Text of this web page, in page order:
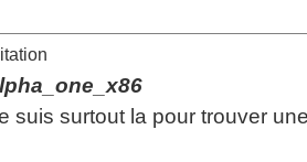
suis surtout la pour trouver